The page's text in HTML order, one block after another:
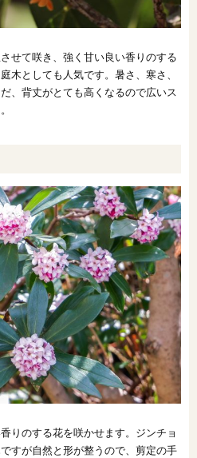
せて咲き、強く甘い良い香りのする
木としても人気です。暑さ、寒さ、
、背丈がとても高くなるので広いス
りのする花を咲かせます。ジンチョ
すが自然と形が整うので、剪定の手